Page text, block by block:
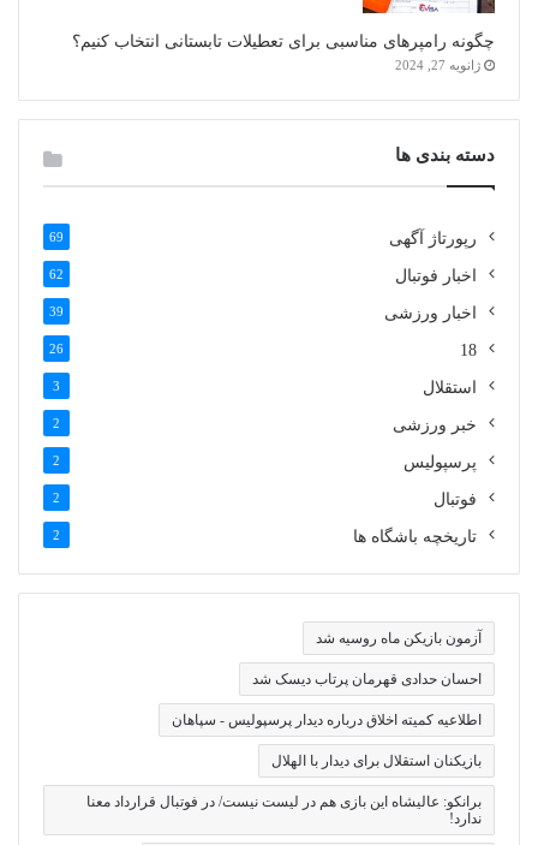
چگونه رامپرهای مناسبی برای تعطیلات تابستانی انتخاب کنیم؟
ژانویه 27, 2024
دسته بندی ها
رپورتاژ آگهی 69
اخبار فوتبال 62
اخبار ورزشی 39
18
26
استقلال 3
خبر ورزشی 2
پرسپولیس 2
فوتبال 2
تاریخچه باشگاه ها 2
آزمون بازیکن ماه روسیه شد
احسان حدادی قهرمان پرتاب دیسک شد
اطلاعیه کمیته اخلاق درباره دیدار پرسپولیس - سپاهان
بازیکنان استقلال برای دیدار با الهلال
برانکو: عالیشاه این بازی هم در لیست نیست/ در فوتبال قرارداد معنا
ندارد!